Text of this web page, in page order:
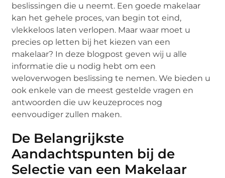
beslissingen die u neemt. Een goede makelaar
kan het gehele proces, van begin tot eind,
vlekkeloos laten verlopen. Maar waar moet u
precies op letten bij het kiezen van een
makelaar? In deze blogpost geven wij u alle
informatie die u nodig hebt om een
weloverwogen beslissing te nemen. We bieden u
ook enkele van de meest gestelde vragen en
antwoorden die uw keuzeproces nog
eenvoudiger zullen maken.
De Belangrijkste
Aandachtspunten bij de
Selectie van een Makelaar